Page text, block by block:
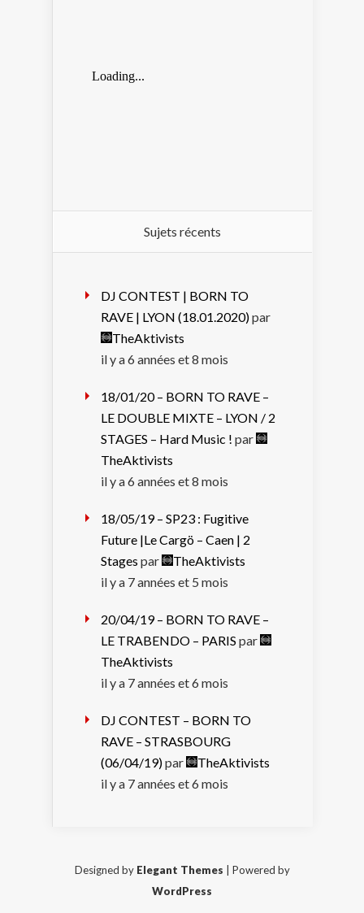
Sujets récents
DJ CONTEST | BORN TO
RAVE | LYON (18.01.2020)par
TheAktivists
il y a 6 années et 8 mois
18/01/20 – BORN TO RAVE –
LE DOUBLE MIXTE – LYON / 2
STAGES – Hard Music ! par
TheAktivists
il y a 6 années et 8 mois
18/05/19 – SP23 : Fugitive
Future |Le Cargö – Caen | 2
Stages par
TheAktivists
il y a 7 années et 5 mois
20/04/19 – BORN TO RAVE –
LE TRABENDO – PARIS par
TheAktivists
il y a 7 années et 6 mois
DJ CONTEST – BORN TO
RAVE – STRASBOURG
(06/04/19)par
TheAktivists
il y a 7 années et 6 mois
Designed by Elegant Themes | Powered by
WordPress